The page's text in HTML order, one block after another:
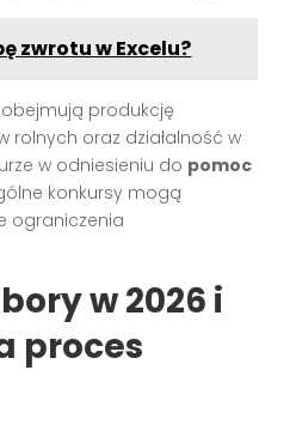
zwrotu w Excelu?
produkcję
oraz działalność w
w odniesieniu do pomoc
konkursy mogą
ograniczenia
w 2026 i
proces